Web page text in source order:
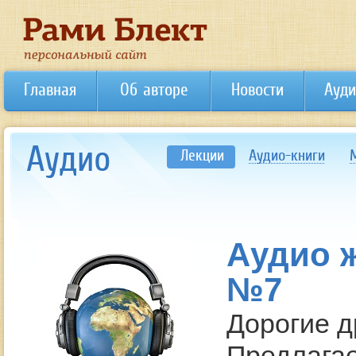
Главная Об авторе Новости
Лекции Аудио-книги
Аудио
Аудио
№7
Дорогие